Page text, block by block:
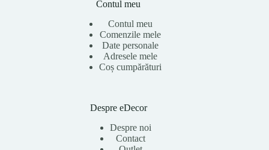
Contul meu
Contul meu
Comenzile mele
Date personale
Adresele mele
Coș cumpărături
Despre eDecor
Despre noi
Contact